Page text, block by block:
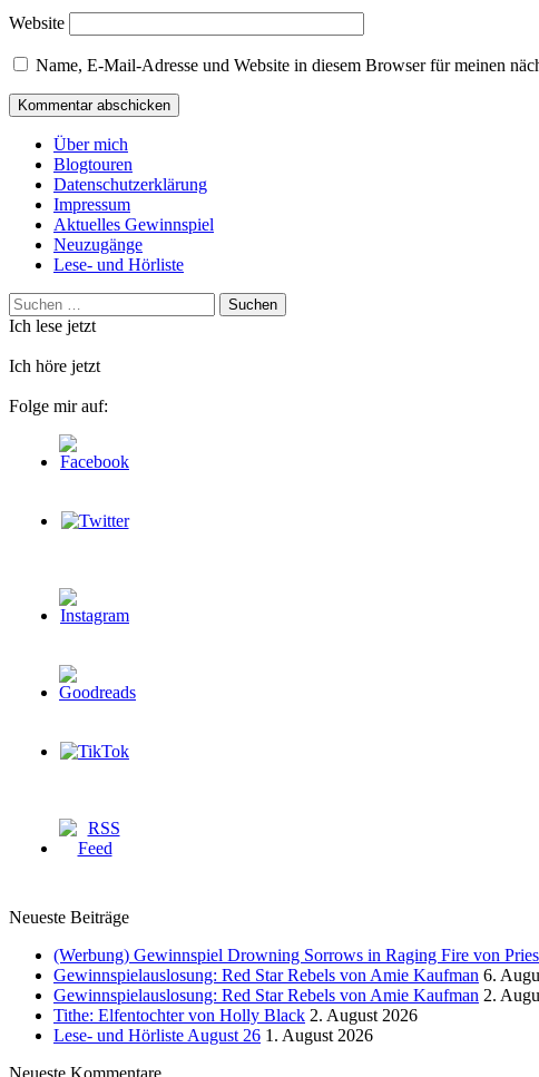
Website
Name, E-Mail-Adresse und Website in diesem Browser für meinen
Über mich
Blogtouren
Datenschutzerklärung
Impressum
Aktuelles Gewinnspiel
Neuzugänge
Lese- und Hörliste
Suchen
nach:
Ich lese jetzt
Ich höre jetzt
Folge mir auf:
Neueste Beiträge
(Werbung) Gewinnspiel Drowning Sorrows in Raging Fire von
Gewinnspielauslosung: Red Star Rebels von Amie Kaufman 6.
Gewinnspielauslosung: Red Star Rebels von Amie Kaufman 2.
Tithe: Elfentochter von Holly Black 2. August 2026
Lese- und Hörliste August 26 1. August 2026
Neueste Kommentare